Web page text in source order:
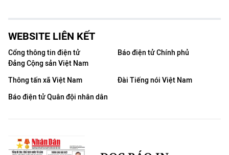
WEBSITE LIÊN KẾT
Cổng thông tin điện tử
Đảng Cộng sản Việt Nam
Báo điện tử Chính phủ
Thông tấn xã Việt Nam
Đài Tiếng nói Việt Nam
Báo điện tử Quân đội nhân dân